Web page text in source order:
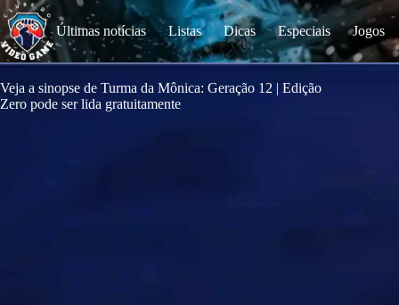
k
i
p
o
c
Últimas notícias Listas Dicas Especiais Jogos
Veja a sinopse de Turma da Mônica: Geração 12 | Edição
Zero pode ser lida gratuitamente